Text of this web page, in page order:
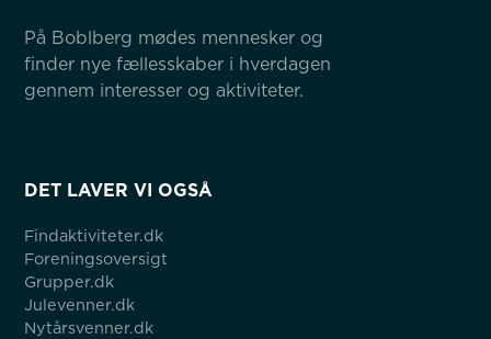
På Boblberg mødes mennesker og
finder nye fællesskaber i hverdagen
gennem interesser og aktiviteter.
DET LAVER VI OGSÅ
Findaktiviteter.dk
Foreningsoversigt
Grupper.dk
Julevenner.dk
Nytårsvenner.dk